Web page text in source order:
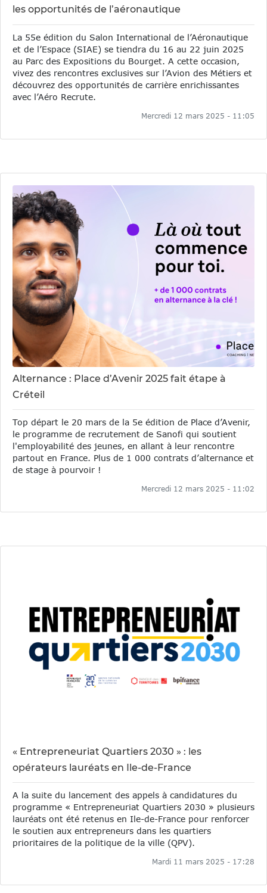
les opportunités de l’aéronautique
La 55e édition du Salon International de l’Aéronautique
et de l’Espace (SIAE) se tiendra du 16 au 22 juin 2025
au Parc des Expositions du Bourget. A cette occasion,
vivez des rencontres exclusives sur l’Avion des Métiers et
découvrez des opportunités de carrière enrichissantes
avec l’Aéro Recrute.
Mercredi 12 mars 2025 - 11:05
Alternance : Place d’Avenir 2025 fait étape à
Créteil
Top départ le 20 mars de la 5e édition de Place d’Avenir,
le programme de recrutement de Sanofi qui soutient
l'employabilité des jeunes, en allant à leur rencontre
partout en France. Plus de 1 000 contrats d’alternance et
de stage à pourvoir !
Mercredi 12 mars 2025 - 11:02
« Entrepreneuriat Quartiers 2030 » : les
opérateurs lauréats en Ile-de-France
A la suite du lancement des appels à candidatures du
programme « Entrepreneuriat Quartiers 2030 » plusieurs
lauréats ont été retenus en Ile-de-France pour renforcer
le soutien aux entrepreneurs dans les quartiers
prioritaires de la politique de la ville (QPV).
Mardi 11 mars 2025 - 17:28